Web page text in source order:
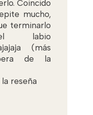
Coincido
mucho,
terminarlo
el labio
(más
de la
reseña